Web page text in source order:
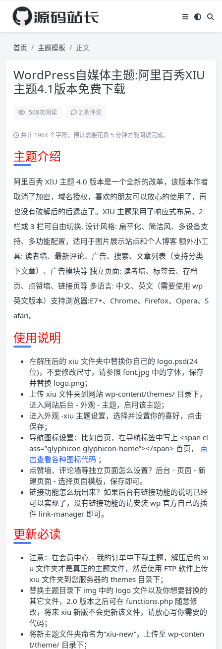
首页 主题模板 正文
WordPress自媒体主题:阿里百秀XIU
主题4.1版本免费下载
568次阅读 2 条评论
共计 1964 个字符，预计需要花费 5 分钟才能阅读完成。
主题介绍
阿里百秀 XIU 主题 4.0 版本是一个全新的改革，该版本作者
取消了加密，域名授权，喜欢的朋友可以放心的使用了，再
也没有破解后的后遗症了。XIU 主题采用了响应式布局，2
栏或 3 栏可自由切换. 设计风格: 扁平化、简洁风、多设备支
持、多功能配置，适用于图片展示站点和个人博客 额外小工
具: 读者墙、最新评论、广告、搜索、文章列表（支持分类
下文章）、广告模块等 独立页面: 读者墙、标签云、存档
页、点赞墙、链接页等 多语言: 中文、英文（需要使用 wp
英文版本）支持浏览器:E7+、Chrome、Firefox、Opera、S
afari。
使用说明
在解压后的 xiu 文件夹中替换你自己的 logo.psd(24
位)，不要修改尺寸，请参照 font.jpg 中的字体，保存
并替换 logo.png；
上传 xiu 文件夹到网站 wp-content/themes/ 目录下，
进入网站后台 - 外观 - 主题，启用该主题；
进入外观 -xiu 主题设置，选择并设置你的喜好，点击
保存；
导航图标设置：比如首页，在导航标签中写上 <span cl
ass=”glyphicon glyphicon-home”></span> 首页，
点
击查看各种图标代码 ；
点赞墙、评论墙等独立页面怎么设置？后台 - 页面 - 新
建页面 - 选择页面模版，保存即可。
链接功能怎么玩出来？如果后台有链接功能的说明已经
可以实现了，没有链接功能的请安装 wp 官方自己的插
件 link-manager 即可。
更新必读
注意：在会员中心 – 我的订单中下载主题，解压后的 xi
u 文件夹才是真正的主题文件，然后使用 FTP 软件上传
xiu 文件夹到您服务器的 themes 目录下；
替换主题目录下 img 中的 logo 文件以及你想要替换的
其它文件，2.0 版本之后可在 functions.php 随意修
改，将来 xiu 新版不会更新该文件，请放心写你需要的
代码；
将新主题文件夹命名为“xiu-new”，上传至 wp-conten
t/theme/ 目录下；